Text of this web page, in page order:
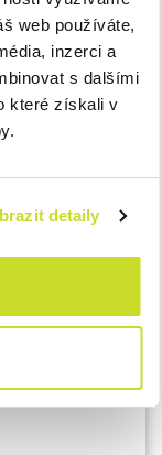
web používáte,
inzerci a
s dalšími
které získali v
detaily
jen EČP)
čísla
číslo pozdě,
těchto čísel
tak, aby mu v
ČSSZ. Je
dohledávat
Informace